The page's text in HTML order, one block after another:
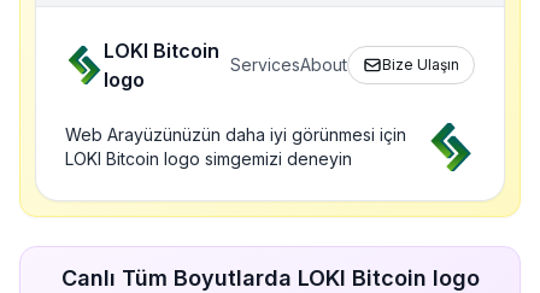
LOKI Bitcoin
logo
ServicesAbout Bize Ulaşın
Web Arayüzünüzün daha iyi görünmesi için
LOKI Bitcoin logo simgemizi deneyin
Canlı Tüm Boyutlarda LOKI Bitcoin logo